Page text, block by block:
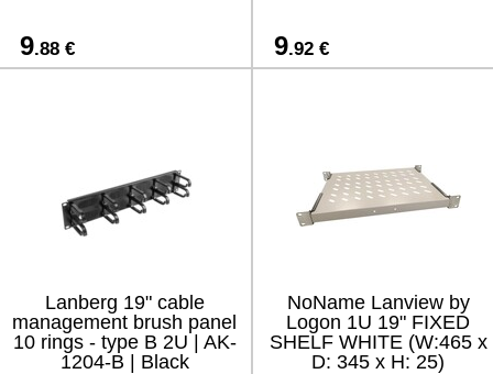
9.88 € 9.92 €
Lanberg 19" cable
management brush panel
10 rings - type B 2U | AK-
1204-B | Black
NoName Lanview by
Logon 1U 19" FIXED
SHELF WHITE (W:465 x
D: 345 x H: 25)